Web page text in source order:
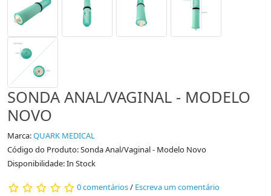
SONDA ANAL/VAGINAL - MODELO
NOVO
Marca:QUARK MEDICAL
Código do Produto: Sonda Anal/Vaginal - Modelo Novo
Disponibilidade: In Stock
0 comentários/ Escreva um comentário